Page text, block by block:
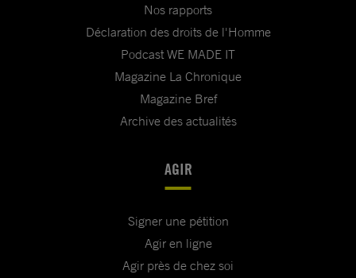
Nos rapports
Déclaration des droits de l'Homme
Podcast WE MADE IT
Magazine La Chronique
Magazine Bref
Archive des actualités
AGIR
Signer une pétition
Agir en ligne
Agir près de chez soi